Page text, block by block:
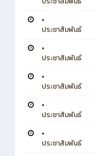
•
ประชาสัมพันธ์
•
ประชาสัมพันธ์
•
ประชาสัมพันธ์
•
ประชาสัมพันธ์
•
ประชาสัมพันธ์